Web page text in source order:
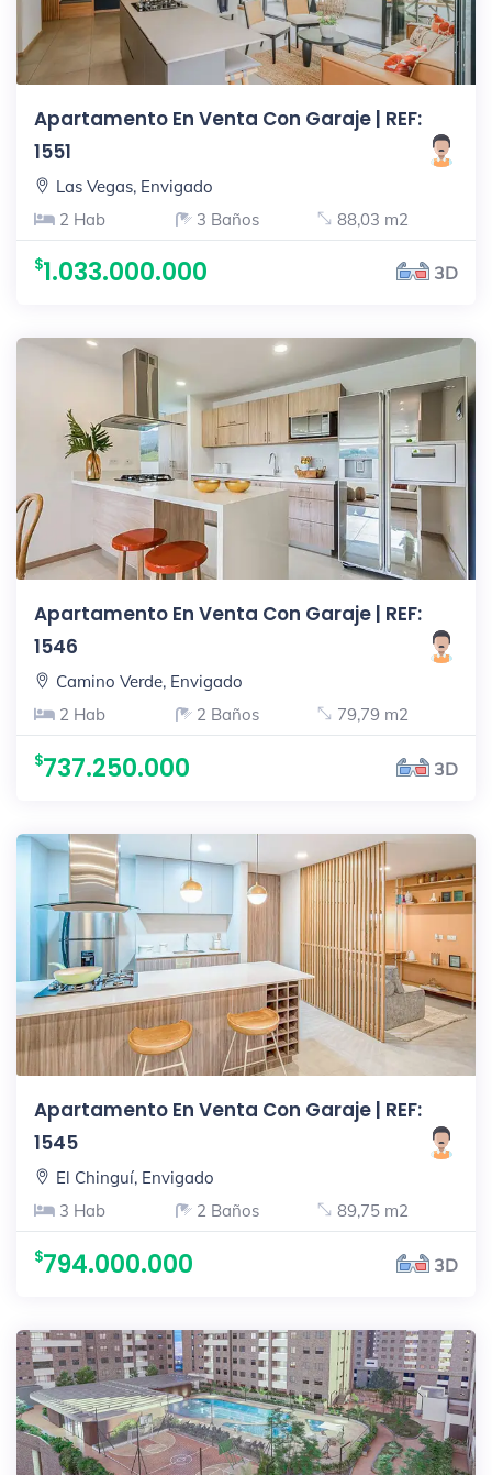
Apartamento En Venta Con Garaje | REF:
1551
Las Vegas, Envigado
2 Hab
3 Baños 88,03 m2
1.033.000.000 3D
Apartamento En Venta Con Garaje | REF:
1546
Camino Verde, Envigado
2 Hab
2 Baños 79,79 m2
737.250.000 3D
Apartamento En Venta Con Garaje | REF:
1545
El Chinguí, Envigado
3 Hab
2 Baños 89,75 m2
794.000.000 3D